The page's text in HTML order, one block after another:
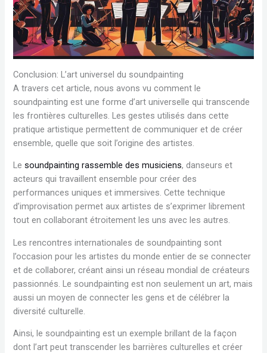
Conclusion: L’art universel du soundpainting
A travers cet article, nous avons vu comment le
soundpainting est une forme d’art universelle qui transcende
les frontières culturelles. Les gestes utilisés dans cette
pratique artistique permettent de communiquer et de créer
ensemble, quelle que soit l’origine des artistes.
Lesoundpainting rassemble des musiciens, danseurs et
acteurs qui travaillent ensemble pour créer des
performances uniques et immersives. Cette technique
d’improvisation permet aux artistes de s’exprimer librement
tout en collaborant étroitement les uns avec les autres.
Les rencontres internationales de soundpainting sont
l’occasion pour les artistes du monde entier de se connecter
et de collaborer, créant ainsi un réseau mondial de créateurs
passionnés. Le soundpainting est non seulement un art, mais
aussi un moyen de connecter les gens et de célébrer la
diversité culturelle.
Ainsi, le soundpainting est un exemple brillant de la façon
dont l’art peut transcender les barrières culturelles et créer